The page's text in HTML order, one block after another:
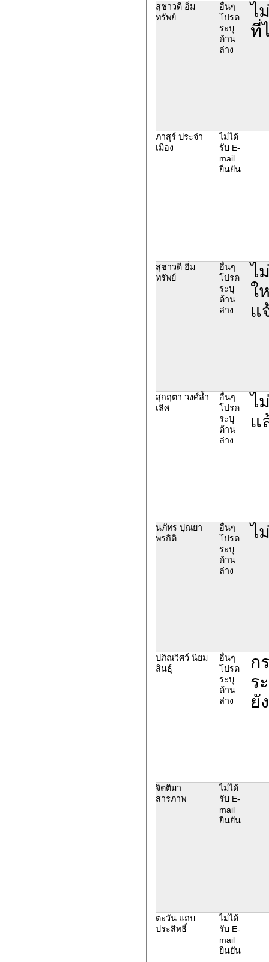
สุชาวดี อิ่ม
ทรัพย์
อื่นๆ
โปรด
ระบุ
ด้าน
ล่าง
ไ
ที่
ภาสุร์ ประจำ
เมือง
ไม่ได้
รับ E-
mail
ยืนยัน
สุชาวดี อิ่ม
ทรัพย์
อื่นๆ
โปรด
ระบุ
ด้าน
ล่าง
ไ
ใ
แ
สุกฤตา วงศ์ล้ำ
เลิศ
อื่นๆ
โปรด
ระบุ
ด้าน
ล่าง
ไ
แ
นภัทร ปุณยา
พรกิติ
อื่นๆ
โปรด
ระบุ
ด้าน
ล่าง
ไ
ปภิณวิศว์ นิยม
สินธุ์
อื่นๆ
โปรด
ระบุ
ด้าน
ล่าง
ก
ร
ยั
จิตติมา
สารภาพ
ไม่ได้
รับ E-
mail
ยืนยัน
ตะวัน แถบ
ประสิทธิ์
ไม่ได้
รับ E-
mail
ยืนยัน